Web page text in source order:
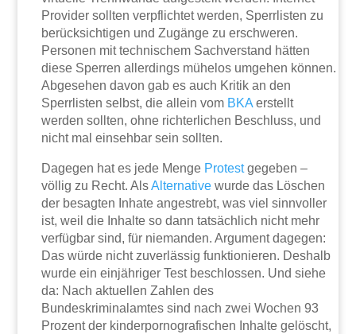
Provider sollten verpflichtet werden, Sperrlisten zu
berücksichtigen und Zugänge zu erschweren.
Personen mit technischem Sachverstand hätten
diese Sperren allerdings mühelos umgehen können.
Abgesehen davon gab es auch Kritik an den
Sperrlisten selbst, die allein vom BKAerstellt
werden sollten, ohne richterlichen Beschluss, und
nicht mal einsehbar sein sollten.
Dagegen hat es jede Menge Protestgegeben –
völlig zu Recht. AlsAlternative wurde das Löschen
der besagten Inhate angestrebt, was viel sinnvoller
ist, weil die Inhalte so dann tatsächlich nicht mehr
verfügbar sind, für niemanden. Argument dagegen:
Das würde nicht zuverlässig funktionieren. Deshalb
wurde ein einjähriger Test beschlossen. Und siehe
da: Nach aktuellen Zahlen des
Bundeskriminalamtes sind nach zwei Wochen 93
Prozent der kinderpornografischen Inhalte gelöscht,